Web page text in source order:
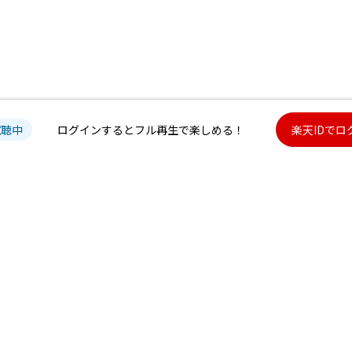
中 ログインするとフル再生で楽しめる！ 楽天IDでロ